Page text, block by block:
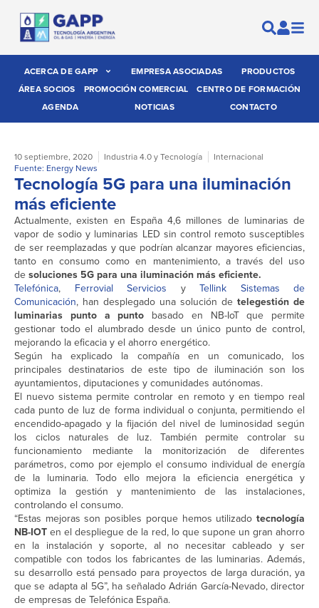
ACERCA DE GAPP EMPRESA ASOCIADAS
PRODUCTOS
ÁREA SOCIOS
PROMOCIÓN COMERCIAL
CENTRO DE FORMACIÓN
AGENDA
NOTICIAS CONTACTO
10 septiembre, 2020 Industria 4.0 y Tecnología
Internacional
Fuente: Energy News
Tecnología 5G para una iluminación
más eficiente
Actualmente, existen en España 4,6 millones de luminarias de
vapor de sodio y luminarias LED sin control remoto susceptibles
de ser reemplazadas y que podrían alcanzar mayores eficiencias,
tanto en consumo como en mantenimiento, a través del uso
de soluciones 5G para una iluminación más eficiente.
Telefónica, Ferrovial Servicios y Tellink Sistemas de
Comunicación, han desplegado una solución de telegestión de
luminarias punto a punto basado en NB-IoT que permite
gestionar todo el alumbrado desde un único punto de control,
mejorando la eficacia y el ahorro energético.
Según ha explicado la compañía en un comunicado, los
principales destinatarios de este tipo de iluminación son los
ayuntamientos, diputaciones y comunidades autónomas.
El nuevo sistema permite controlar en remoto y en tiempo real
cada punto de luz de forma individual o conjunta, permitiendo el
encendido-apagado y la fijación del nivel de luminosidad según
los ciclos naturales de luz. También permite controlar su
funcionamiento mediante la monitorización de diferentes
parámetros, como por ejemplo el consumo individual de energía
de la luminaria. Todo ello mejora la eficiencia energética y
optimiza la gestión y mantenimiento de las instalaciones,
controlando el consumo.
“Estas mejoras son posibles porque hemos utilizado tecnología
NB-IOT en el despliegue de la red, lo que supone un gran ahorro
en la instalación y soporte, al no necesitar cableado y ser
compatible con todos los fabricantes de las luminarias. Además,
su desarrollo está pensado para proyectos de larga duración, ya
que se adapta al 5G”, ha señalado Adrián García-Nevado, director
de empresas de Telefónica España.